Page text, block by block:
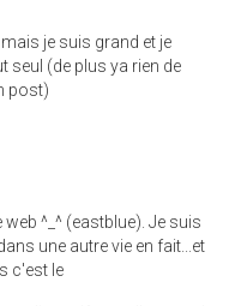
je suis grand et je
seul (de plus ya rien de
post)
^_^ (eastblue). Je suis
une autre vie en fait...et
c'est le